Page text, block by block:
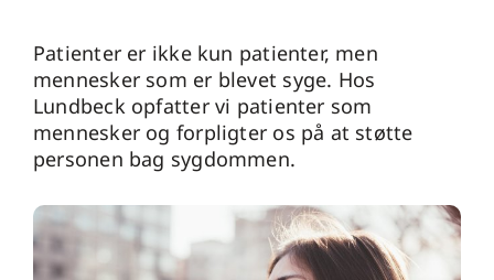
Patienter er ikke kun patienter, men
mennesker som er blevet syge. Hos
Lundbeck opfatter vi patienter som
mennesker og forpligter os på at støtte
personen bag sygdommen.